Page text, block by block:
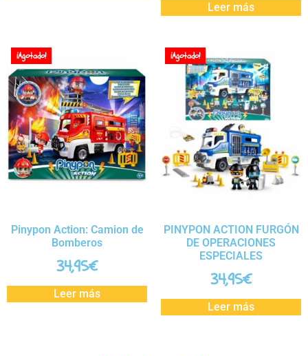
Leer más
¡Agotado!
Pinypon Action: Camion de
Bomberos
34,95€
Leer más
¡Agotado!
PINYPON ACTION FURGÓN
DE OPERACIONES
ESPECIALES
34,95€
Leer más